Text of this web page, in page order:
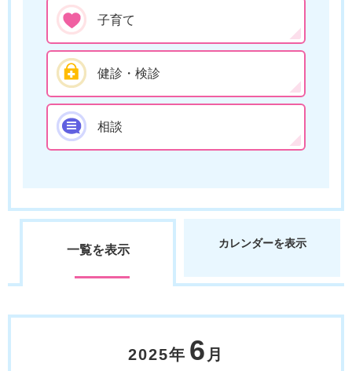
子育て
健診・検診
相談
一覧を表示 カレンダーを表示
2025年 6 月